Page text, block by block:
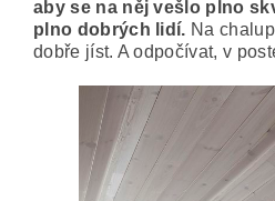
aby se na něj vešlo plno
plno dobrých lidí. Na
dobře jíst. A odpočívat, v